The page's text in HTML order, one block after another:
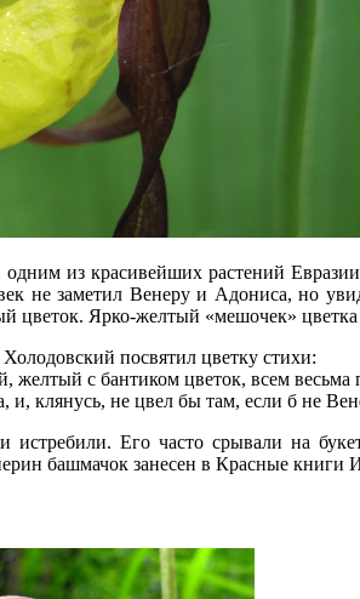
одним из красивейших растений
не заметил Венеру и Адониса, но
цветок. Ярко-желтый «мешочек»
посвятил цветку стихи:
желтый с бантиком цветок, всем весьма
клянусь, не цвел бы там, если б не
Его часто срывали на
башмачок занесен в Красные книги